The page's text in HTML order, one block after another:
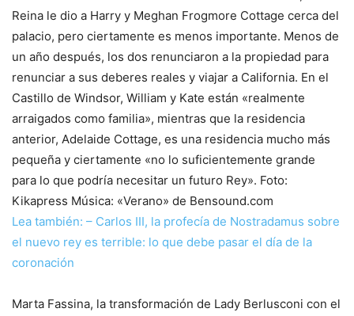
Reina le dio a Harry y Meghan Frogmore Cottage cerca del
palacio, pero ciertamente es menos importante. Menos de
un año después, los dos renunciaron a la propiedad para
renunciar a sus deberes reales y viajar a California. En el
Castillo de Windsor, William y Kate están «realmente
arraigados como familia», mientras que la residencia
anterior, Adelaide Cottage, es una residencia mucho más
pequeña y ciertamente «no lo suficientemente grande
para lo que podría necesitar un futuro Rey». Foto:
Kikapress Música: «Verano» de Bensound.com
Lea también: – Carlos III, la profecía de Nostradamus sobre
el nuevo rey es terrible: lo que debe pasar el día de la
coronación
Marta Fassina, la transformación de Lady Berlusconi con el